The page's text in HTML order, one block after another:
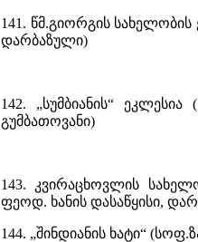
141. წმ.გიორგის
დარბაზული)
142. „სუმბიანის“
გუმბათოვანი)
143. კვირაცხოვლის
ფეოდ. ხანის დასაწყისი,
144. „შინდიანის ხატი“